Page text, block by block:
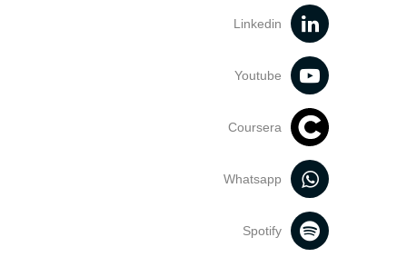
Linkedin
Youtube
Coursera
Whatsapp
Spotify